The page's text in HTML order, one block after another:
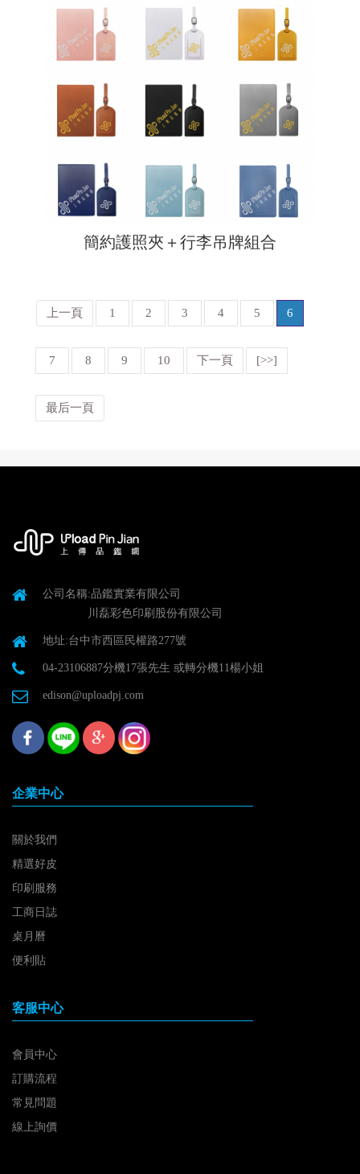
簡約護照夾＋行李吊牌組合
上一頁 1 2 3 4 5 6
7 8 9 10 下一頁 [>>]
最后一頁
公司名稱:品鑑實業有限公司
川磊彩色印刷股份有限公司
地址:台中市西區民權路277號
04-23106887分機17張先生 或轉分機11楊小姐
edison@uploadpj.com
企業中心
關於我們
精選好皮
印刷服務
工商日誌
桌月曆
便利貼
客服中心
會員中心
訂購流程
常見問題
線上詢價